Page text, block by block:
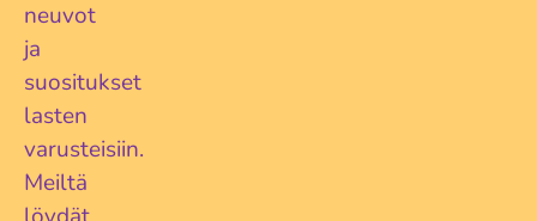
neuvot
ja
suositukset
lasten
varusteisiin.
Meiltä